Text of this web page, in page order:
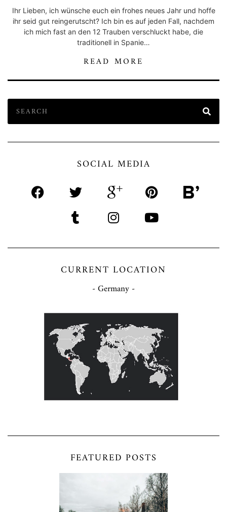
Ihr Lieben, ich wünsche euch ein frohes neues Jahr und hoffe
ihr seid gut reingerutscht? Ich bin es auf jeden Fall, nachdem
ich mich fast an den 12 Trauben verschluckt habe, die
traditionell in Spanie…
READ MORE
SOCIAL MEDIA
CURRENT LOCATION
- Germany -
FEATURED POSTS